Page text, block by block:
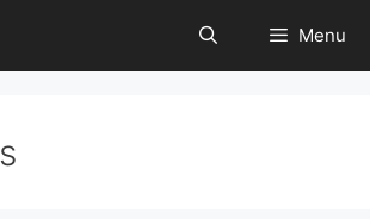
Menu